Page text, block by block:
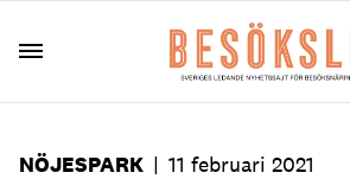
NÖJESPARK | 11 februari 2021